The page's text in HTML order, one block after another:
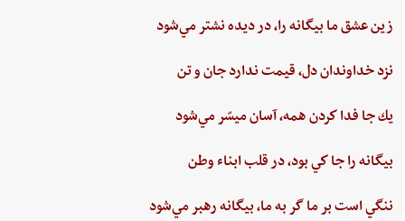
زين‌ عشق‌ ما بيگانه را، در ديده ‌نشتر مي‌شود
نزد خداوندان دل،‌ قيمت‌ ندارد جان‌ و تن
يك جا فدا كردن‌ همه،‌ آسان ميسّر مي‌شود
بيگانه‌ را جا كي‌ بود، در قلب‌ ابناء وطن
ننگي ‌است ‌بر ما گر به ‌ما، بيگانه‌ رهبر مي‌شود